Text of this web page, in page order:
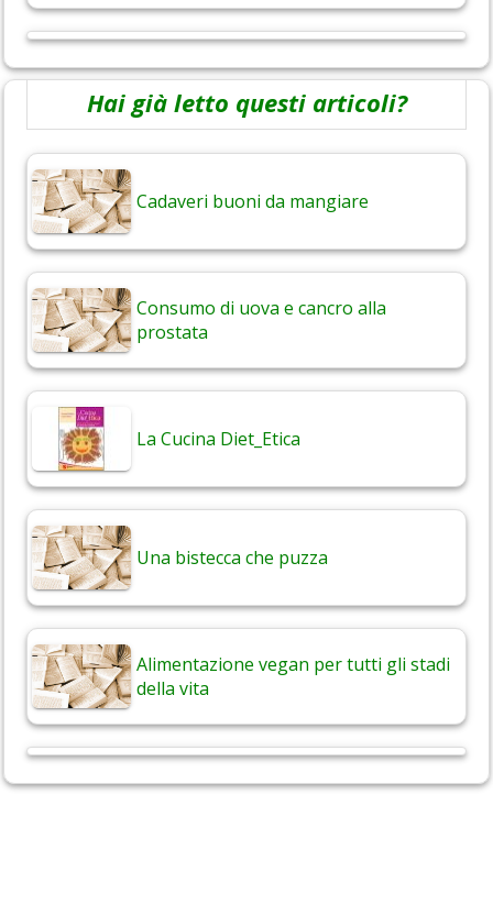
Hai già letto questi articoli?
Cadaveri buoni da mangiare
Consumo di uova e cancro alla
prostata
La Cucina Diet_Etica
Una bistecca che puzza
Alimentazione vegan per tutti gli stadi
della vita